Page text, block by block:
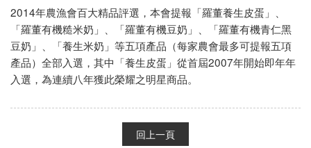
2014年農漁會百大精品評選，本會提報「羅董養生皮蛋」、
「羅董有機糙米奶」、「羅董有機豆奶」、「羅董有機青仁黑
豆奶」、「養生米奶」等五項產品（每家農會最多可提報五項
產品）全部入選，其中「養生皮蛋」從首屆2007年開始即年年
入選，為連續八年獲此榮耀之明星商品。
回上一頁